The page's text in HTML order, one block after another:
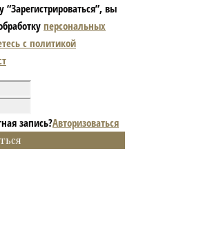
вы
персональных
с политикой
запись?Авторизоваться